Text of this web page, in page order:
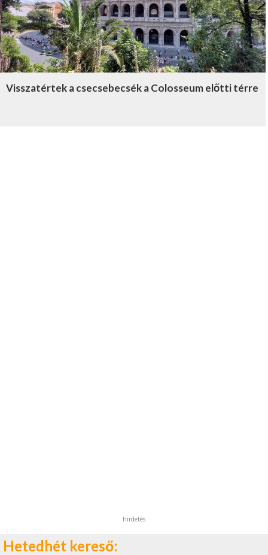
Visszatértek a csecsebecsék a Colosseum előtti térre
hirdetés
Hetedhét kereső: